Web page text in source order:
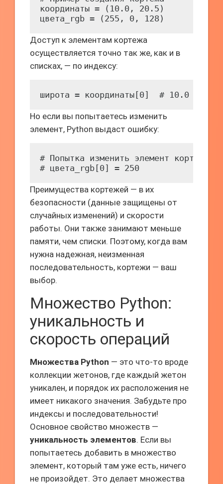
координаты = (10.0, 20.5)
цвета_rgb = (255, 0, 128)
Доступ к элементам кортежа
осуществляется точно так же, как и в
списках, — по индексу:
широта = координаты[0]  # 10.0
Но если вы попытаетесь изменить
элемент, Python выдаст ошибку:
# Попытка изменить элемент кортежа
# цвета_rgb[0] = 250
Преимущества кортежей — в их
безопасности (данные защищены от
случайных изменений) и скорости
работы. Они также занимают меньше
памяти, чем списки. Поэтому, когда вам
нужна надежная, неизменная
последовательность, кортежи — ваш
выбор.
Множество Python:
уникальность и
скорость операций
Множества Python — это что-то вроде
коллекции жетонов, где каждый жетон
уникален, и порядок их расположения не
имеет никакого значения. Забудьте про
индексы и последовательности!
Основное свойство множеств —
уникальность элементов. Если вы
попытаетесь добавить в множество
элемент, который там уже есть, ничего
не произойдет. Это делает множества